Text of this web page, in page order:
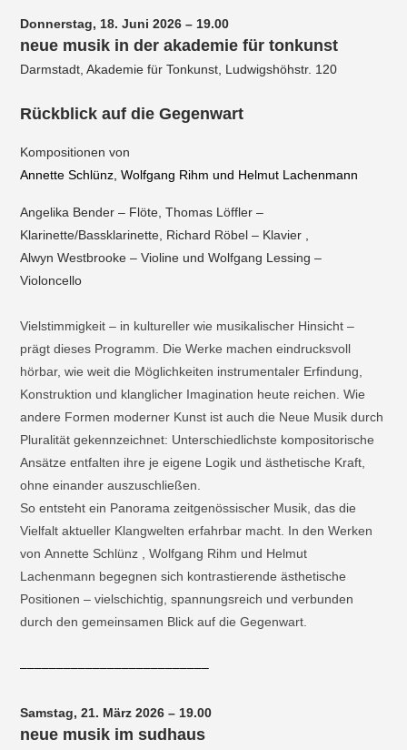
Donnerstag, 18. Juni 2026 – 19.00
neue musik in der akademie für tonkunst
Darmstadt, Akademie für Tonkunst, Ludwigshöhstr. 120
Rückblick auf die Gegenwart
Kompositionen von
Annette Schlünz, Wolfgang Rihm und Helmut Lachenmann
Angelika Bender – Flöte, Thomas Löffler –
Klarinette/Bassklarinette, Richard Röbel – Klavier ,
Alwyn Westbrooke – Violine und Wolfgang Lessing –
Violoncello
Vielstimmigkeit – in kultureller wie musikalischer Hinsicht –
prägt dieses Programm. Die Werke machen eindrucksvoll
hörbar, wie weit die Möglichkeiten instrumentaler Erfindung,
Konstruktion und klanglicher Imagination heute reichen. Wie
andere Formen moderner Kunst ist auch die Neue Musik durch
Pluralität gekennzeichnet: Unterschiedlichste kompositorische
Ansätze entfalten ihre je eigene Logik und ästhetische Kraft,
ohne einander auszuschließen.
So entsteht ein Panorama zeitgenössischer Musik, das die
Vielfalt aktueller Klangwelten erfahrbar macht. In den Werken
von Annette Schlünz , Wolfgang Rihm und Helmut
Lachenmann begegnen sich kontrastierende ästhetische
Positionen – vielschichtig, spannungsreich und verbunden
durch den gemeinsamen Blick auf die Gegenwart.
––––––––––––––––––––––––––
Samstag, 21. März 2026 – 19.00
neue musik im sudhaus